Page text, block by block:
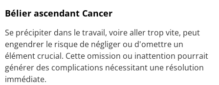
Bélier ascendant Cancer
Se précipiter dans le travail, voire aller trop vite, peut
engendrer le risque de négliger ou d'omettre un
élément crucial. Cette omission ou inattention pourrait
générer des complications nécessitant une résolution
immédiate.